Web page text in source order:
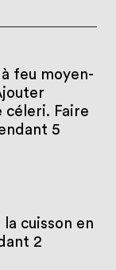
feu moyen-
céleri. Faire
5
cuisson en
2